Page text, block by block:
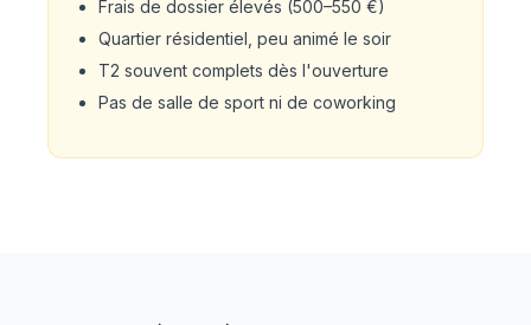
Frais de dossier élevés (500–550 €)
Quartier résidentiel, peu animé le soir
T2 souvent complets dès l'ouverture
Pas de salle de sport ni de coworking